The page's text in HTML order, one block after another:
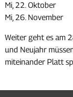
Mi, 22. Oktober
Mi, 26. November
Weiter geht es am
und Neujahr
miteinander Platt